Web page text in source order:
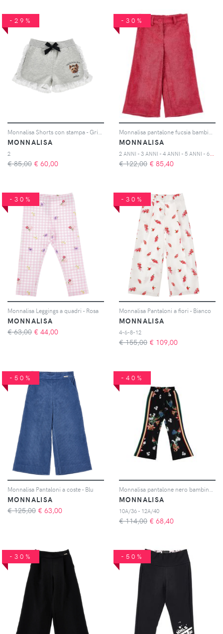
-29%
MONNALISA
2
€ 85,00 € 60,00
-30%
MONNALISA
2
ANNI - 3 ANNI - 4 ANNI - 5 ANNI - 6 ANNI - 8 ANNI
€ 122,00 € 85,40
-30%
Monnalisa Leggings a quadri - Rosa
MONNALISA
€ 63,00 € 44,00
-30%
Monnalisa Pantaloni a fiori - Bianco
MONNALISA
4-6-8-12
€ 155,00 € 109,00
-50%
Monnalisa Pantaloni a coste - Blu
MONNALISA
€ 125,00 € 63,00
-40%
MONNALISA
10A/36 - 12A/40
€ 114,00 € 68,40
-30% -50%